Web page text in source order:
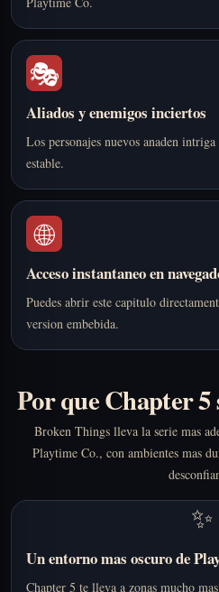
🎭
Aliados y enemigos inciertos
Los personajes nuevos anaden
estable.
🌐
Acceso instantaneo en
Puedes abrir este capitulo
version embebida.
Por que Chapter 5
Broken Things lleva la serie mas
Playtime Co., con ambientes mas
✨
Un entorno mas oscuro de
Chapter 5 te lleva a zonas mucho